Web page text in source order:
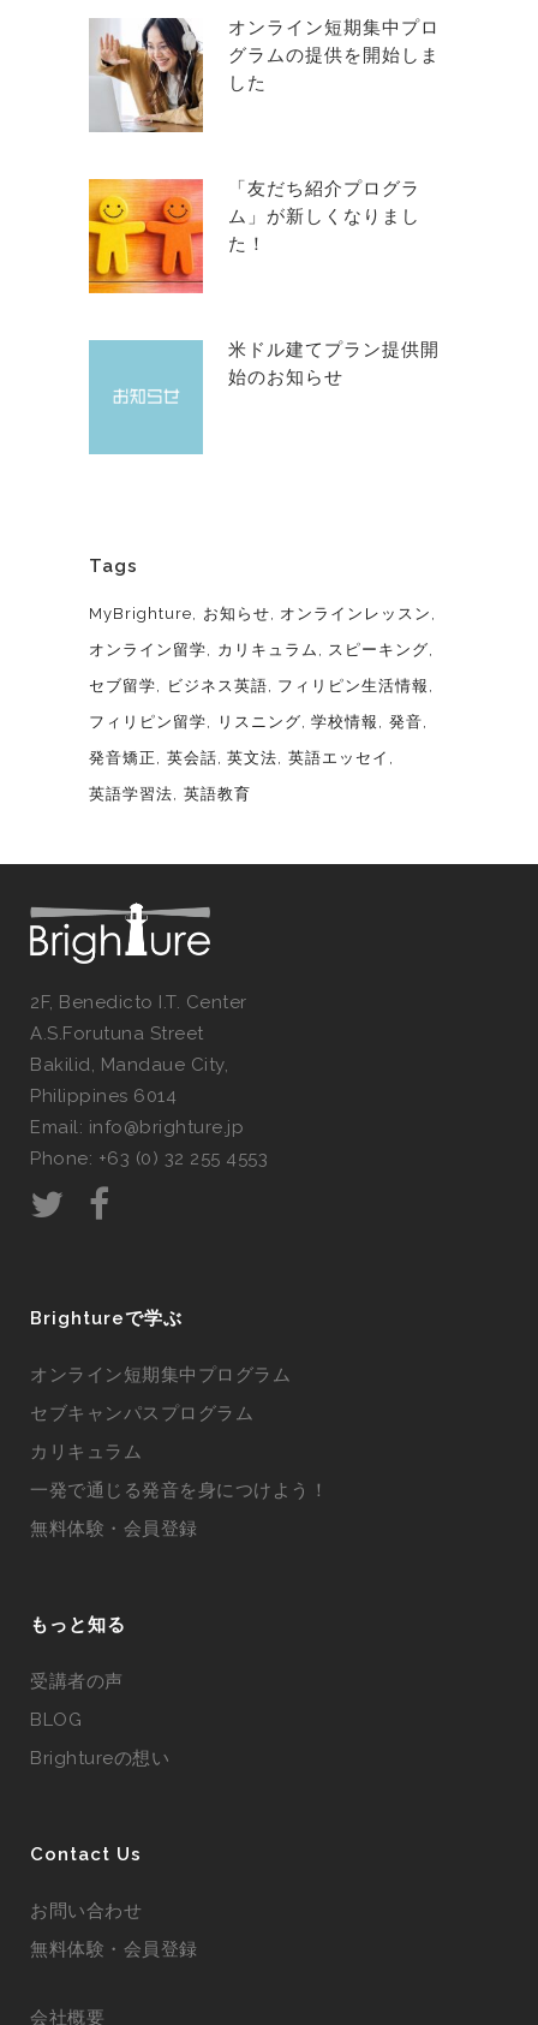
オンライン短期集中プロ
グラムの提供を開始しま
した
「友だち紹介プログラ
ム」が新しくなりまし
た！
米ドル建てプラン提供開
始のお知らせ
Tags
MyBrighture お知らせ
オンラインレッスン
オンライン留学
カリキュラム
スピーキング
セブ留学
ビジネス英語
フィリピン生活情報
フィリピン留学
リスニング 学校情報
発音
発音矯正
英会話 英文法
英語エッセイ
英語学習法
英語教育
2F, Benedicto I.T. Center
A.S.Forutuna Street
Bakilid, Mandaue City,
Philippines 6014
Email: info@brighture.jp
Phone: +63 (0) 32 255 4553
Brightureで学ぶ
オンライン短期集中プログラム
セブキャンパスプログラム
カリキュラム
一発で通じる発音を身につけよう！
無料体験・会員登録
もっと知る
受講者の声
BLOG
Brightureの想い
Contact Us
お問い合わせ
無料体験・会員登録
会社概要